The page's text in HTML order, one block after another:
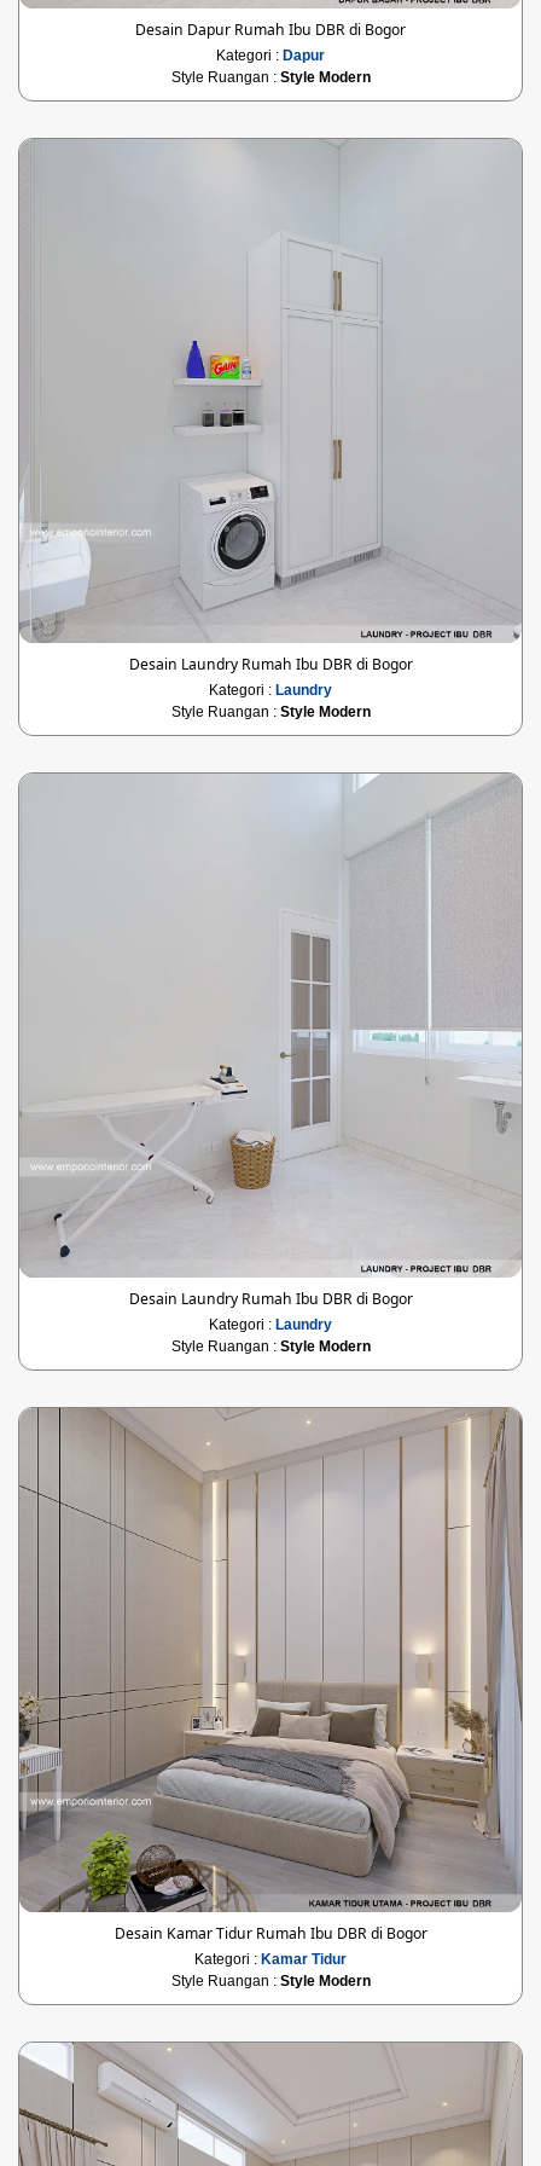
Desain Dapur Rumah Ibu DBR di Bogor
Kategori : Dapur
Style Ruangan : Style Modern
Desain Laundry Rumah Ibu DBR di Bogor
Kategori : Laundry
Style Ruangan : Style Modern
Desain Laundry Rumah Ibu DBR di Bogor
Kategori : Laundry
Style Ruangan : Style Modern
Desain Kamar Tidur Rumah Ibu DBR di Bogor
Kategori : Kamar Tidur
Style Ruangan : Style Modern